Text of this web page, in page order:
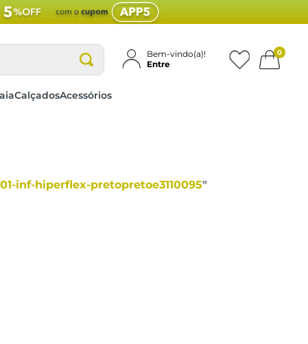
Bem-vindo(a)!
Entre
0
CalçadosAcessórios
inf-hiperflex-pretopretoe3110095"